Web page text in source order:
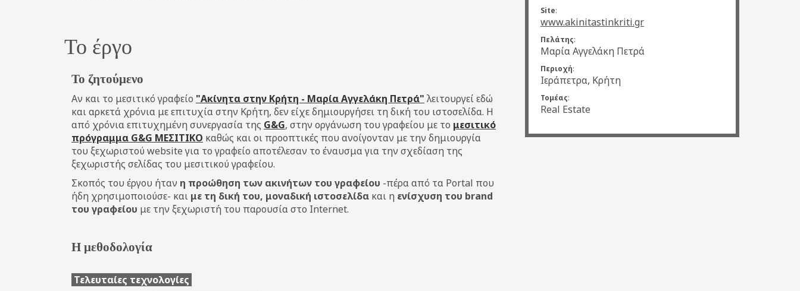
Το έργο
Το ζητούμενο
Αν και το μεσιτικό γραφείο "Ακίνητα στην Κρήτη - Μαρία Αγγελάκη Πετρά" λειτουργεί εδώ
και αρκετά χρόνια με επιτυχία στην Κρήτη, δεν είχε δημιουργήσει τη δική του ιστοσελίδα. Η
από χρόνια επιτυχημένη συνεργασία της G&G, στην οργάνωση του γραφείου με το μεσιτικό
πρόγραμμα G&G ΜΕΣΙΤΙΚΟ καθώς και οι προοπτικές που ανοίγονταν με την δημιουργία
του ξεχωριστού website για το γραφείο αποτέλεσαν το έναυσμα για την σχεδίαση της
ξεχωριστής σελίδας του μεσιτικού γραφείου.
Σκοπός του έργου ήταν η προώθηση των ακινήτων του γραφείου -πέρα από τα Portal που
ήδη χρησιμοποιούσε- και με τη δική του, μοναδική ιστοσελίδα και η ενίσχυση του brand
του γραφείου με την ξεχωριστή του παρουσία στο Internet.
Η μεθοδολογία
Τελευταίες τεχνολογίες
Site:
www.akinitastinkriti.gr
Πελάτης:
Μαρία Αγγελάκη Πετρά
Περιοχή:
Ιεράπετρα, Κρήτη
Τομέας:
Real Estate